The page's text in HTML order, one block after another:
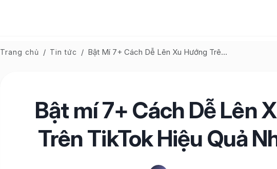
Trang chủ Tin tức Bật Mí 7+ Cách Dễ Lên Xu Hướng Trên TikTok Hiệu Quả Nhất 2026
Bật mí 7+ Cách Dễ Lên
Trên TikTok Hiệu Quả